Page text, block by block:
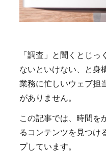
「調査」と聞くとじ
ないといけない、と身
業務に忙しいウェブ担
がありません。
この記事では、時間を
るコンテンツを見つけ
プしています。